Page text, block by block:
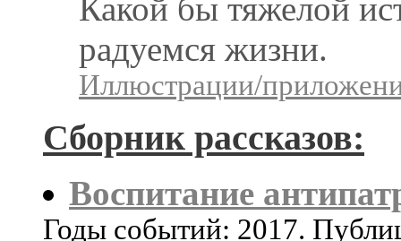
Какой бы тяжелой
радуемся жизни.
Иллюстрации/
Сборник рассказов:
Воспитание
Годы событий: 2017.